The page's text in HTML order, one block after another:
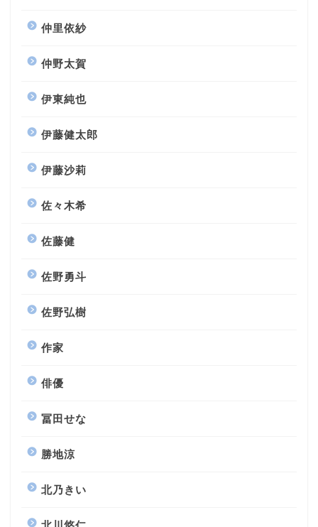
仲里依紗
仲野太賀
伊東純也
伊藤健太郎
伊藤沙莉
佐々木希
佐藤健
佐野勇斗
佐野弘樹
作家
俳優
冨田せな
勝地涼
北乃きい